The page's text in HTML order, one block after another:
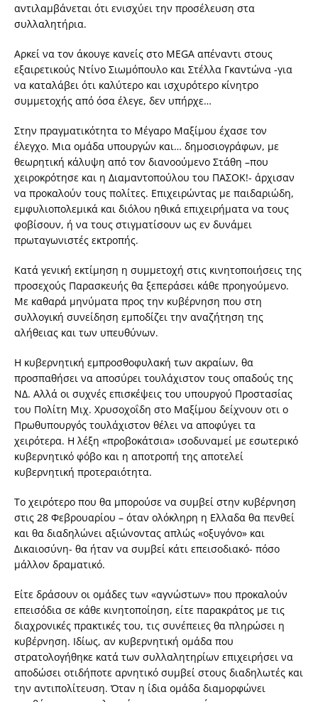
αντιλαμβάνεται ότι ενισχύει την προσέλευση στα
συλλαλητήρια.
Αρκεί να τον άκουγε κανείς στο MEGA απέναντι στους
εξαιρετικούς Ντίνο Σιωμόπουλο και Στέλλα Γκαντώνα -για
να καταλάβει ότι καλύτερο και ισχυρότερο κίνητρο
συμμετοχής από όσα έλεγε, δεν υπήρχε…
Στην πραγματικότητα το Μέγαρο Μαξίμου έχασε τον
έλεγχο. Μια ομάδα υπουργών και… δημοσιογράφων, με
θεωρητική κάλυψη από τον διανοούμενο Στάθη –που
χειροκρότησε και η Διαμαντοπούλου του ΠΑΣΟΚ!- άρχισαν
να προκαλούν τους πολίτες. Επιχειρώντας με παιδαριώδη,
εμφυλιοπολεμικά και διόλου ηθικά επιχειρήματα να τους
φοβίσουν, ή να τους στιγματίσουν ως εν δυνάμει
πρωταγωνιστές εκτροπής.
Κατά γενική εκτίμηση η συμμετοχή στις κινητοποιήσεις της
προσεχούς Παρασκευής θα ξεπεράσει κάθε προηγούμενο.
Με καθαρά μηνύματα προς την κυβέρνηση που στη
συλλογική συνείδηση εμποδίζει την αναζήτηση της
αλήθειας και των υπευθύνων.
Η κυβερνητική εμπροσθοφυλακή των ακραίων, θα
προσπαθήσει να αποσύρει τουλάχιστον τους οπαδούς της
ΝΔ. Αλλά οι συχνές επισκέψεις του υπουργού Προστασίας
του Πολίτη Μιχ. Χρυσοχοΐδη στο Μαξίμου δείχνουν οτι ο
Πρωθυπουργός τουλάχιστον θέλει να αποφύγει τα
χειρότερα. Η λέξη «προβοκάτσια» ισοδυναμεί με εσωτερικό
κυβερνητικό φόβο και η αποτροπή της αποτελεί
κυβερνητική προτεραιότητα.
Το χειρότερο που θα μπορούσε να συμβεί στην κυβέρνηση
στις 28 Φεβρουαρίου – όταν ολόκληρη η Ελλαδα θα πενθεί
και θα διαδηλώνει αξιώνοντας απλώς «οξυγόνο» και
Δικαιοσύνη- θα ήταν να συμβεί κάτι επεισοδιακό- πόσο
μάλλον δραματικό.
Είτε δράσουν οι ομάδες των «αγνώστων» που προκαλούν
επεισόδια σε κάθε κινητοποίηση, είτε παρακράτος με τις
διαχρονικές πρακτικές του, τις συνέπειες θα πληρώσει η
κυβέρνηση. Ιδίως, αν κυβερνητική ομάδα που
στρατολογήθηκε κατά των συλλαλητηρίων επιχειρήσει να
αποδώσει οτιδήποτε αρνητικό συμβεί στους διαδηλωτές και
την αντιπολίτευση. Όταν η ίδια ομάδα διαμορφώνει